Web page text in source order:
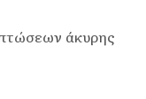
άκυρης